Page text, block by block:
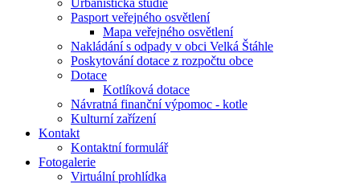
Urbanistická studie
Pasport veřejného osvětlení
Mapa veřejného osvětlení
Nakládání s odpady v obci Velká Štáhle
Poskytování dotace z rozpočtu obce
Dotace
Kotlíková dotace
Návratná finanční výpomoc - kotle
Kulturní zařízení
Kontakt
Kontaktní formulář
Fotogalerie
Virtuální prohlídka